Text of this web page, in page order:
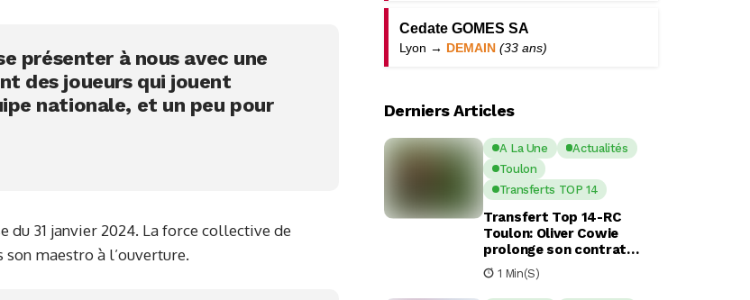
présenter à nous avec une
des joueurs qui jouent
nationale, et un peu pour
du 31 janvier 2024. La force collective de
maestro à l’ouverture.
Cedate GOMES SA
Lyon → DEMAIN (33 ans)
Derniers Articles
A La Une
Actualités
Toulon
Transferts TOP 14
Transfert Top 14-RC
Toulon: Oliver Cowie
prolonge son contrat
avec le RCT jusqu’en 2029
1 Min(s)